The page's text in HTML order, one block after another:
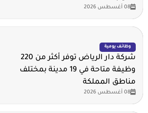
08 أغسطس 2026
وظائف يومية
شركة دار الرياض توفر أكثر من 220
وظيفة متاحة في 19 مدينة بمختلف
مناطق المملكة
08 أغسطس 2026